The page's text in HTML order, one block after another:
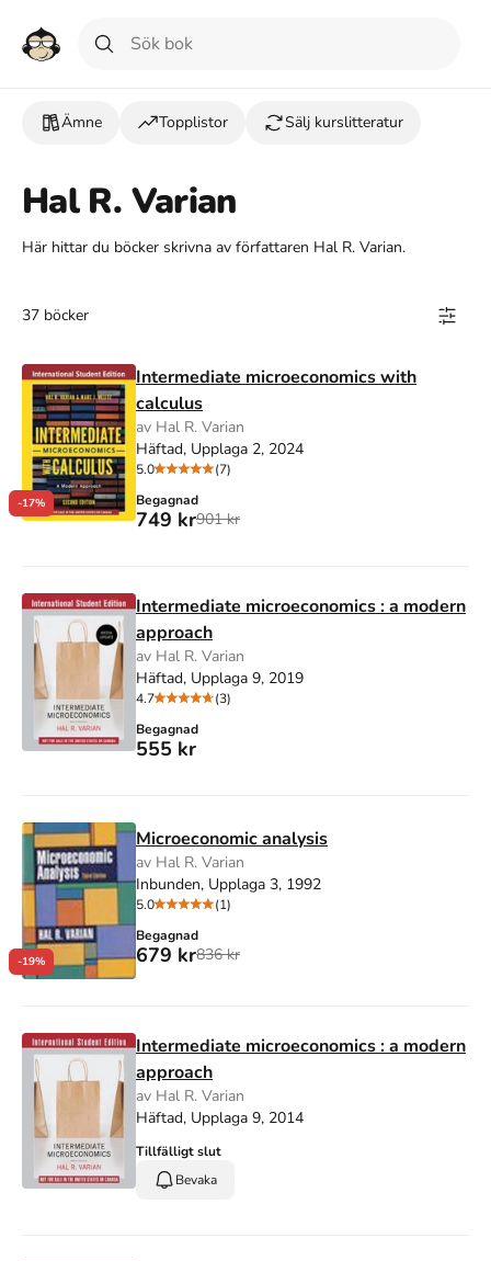
Ämne Topplistor Sälj kurslitteratur
Hal R. Varian
Här hittar du böcker skrivna av författaren Hal R. Varian.
37 böcker
-17%
Intermediate microeconomics with
calculus
av Hal R. Varian
Häftad, Upplaga 2, 2024
5.0
(7)
Begagnad
749 kr901 kr
Intermediate microeconomics : a modern
approach
av Hal R. Varian
Häftad, Upplaga 9, 2019
4.7
(3)
Begagnad
555 kr
-19%
Microeconomic analysis
av Hal R. Varian
Inbunden, Upplaga 3, 1992
5.0
(1)
Begagnad
679 kr836 kr
Intermediate microeconomics : a modern
approach
av Hal R. Varian
Häftad, Upplaga 9, 2014
Tillfälligt slut
Bevaka